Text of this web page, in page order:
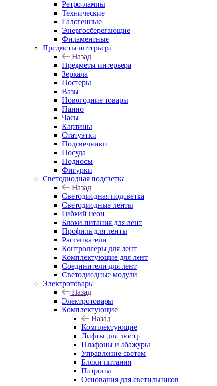
Ретро-лампы
Технические
Галогенные
Энергосберегающие
Филаментные
Предметы интерьера
Назад
Предметы интерьера
Зеркала
Постеры
Вазы
Новогодние товары
Панно
Часы
Картины
Статуэтки
Подсвечники
Посуда
Подносы
Фигурки
Светодиодная подсветка
Назад
Светодиодная подсветка
Светодиодные ленты
Гибкий неон
Блоки питания для лент
Профиль для ленты
Рассеиватели
Контроллеры для лент
Комплектующие для лент
Соединители для лент
Светодиодные модули
Электротовары
Назад
Электротовары
Комплектующие
Назад
Комплектующие
Лифты для люстр
Плафоны и абажуры
Управление светом
Блоки питания
Патроны
Основания для светильников